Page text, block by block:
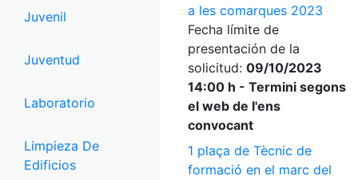
Juvenil
Juventud
Laboratorio
Limpieza De
Edificios
a les comarques 2023
Fecha límite de
presentación de la
solicitud: 09/10/2023
14:00 h - Termini segons
el web de l'ens
convocant
1 plaça de Tècnic de
formació en el marc del